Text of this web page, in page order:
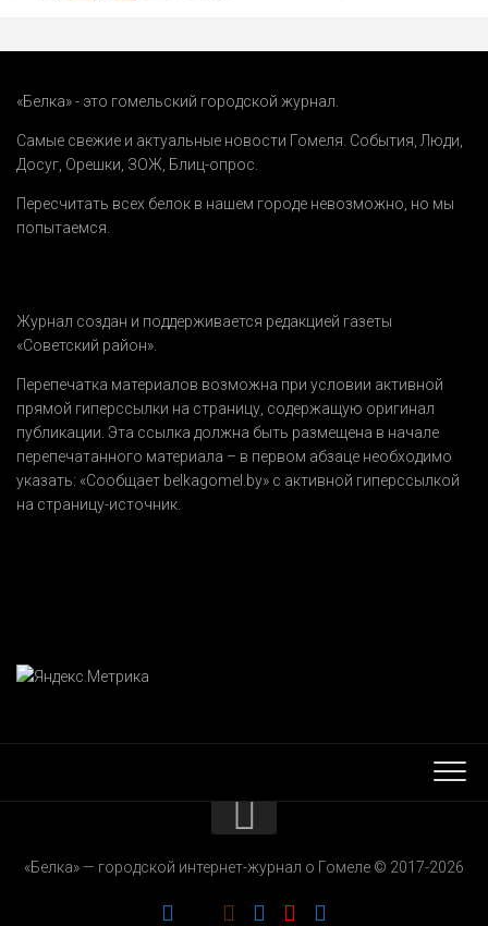
«Белка» - это гомельский городской журнал.
Самые свежие и актуальные новости Гомеля. События,Люди,
Досуг, Орешки, ЗОЖ, Блиц-опрос.
Пересчитать всех белок в нашем городе невозможно, но мы
попытаемся.
Журнал создан и поддерживается редакцией газеты
«Советский район».
Перепечатка материалов возможна при условии активной
прямой гиперссылки на страницу, содержащую оригинал
публикации. Эта ссылка должна быть размещена в начале
перепечатанного материала – в первом абзаце необходимо
указать: «Сообщает belkagomel.by» с активной гиперссылкой
на страницу-источник.
РЕКЛАМОДАТЕЛЯМ
«Белка» — городской интернет-журнал о Гомеле © 2017-2026